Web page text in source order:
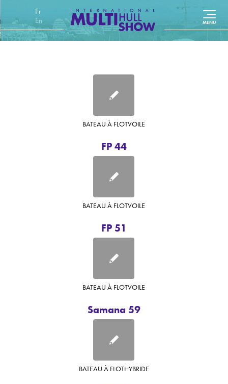
Français
English (UK)
FP 44
BATEAU À FLOTVOILE
FP 51
BATEAU À FLOTVOILE
Samana 59
BATEAU À FLOTVOILE
BATEAU À FLOTHYBRIDE